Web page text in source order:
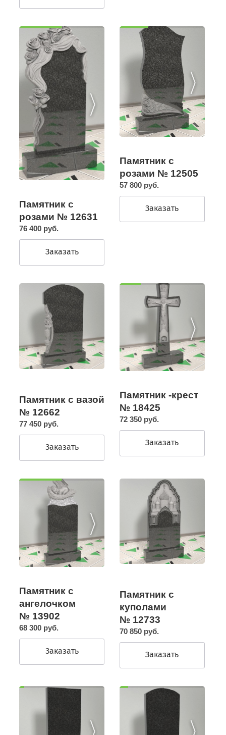
Памятник с
розами № 12631
76 400 руб.
Заказать
Памятник с
розами № 12505
57 800 руб.
Заказать
Памятник с вазой
№ 12662
77 450 руб.
Заказать
Памятник -крест
№ 18425
72 350 руб.
Заказать
Памятник с
ангелочком
№ 13902
68 300 руб.
Заказать
Памятник с
куполами
№ 12733
70 850 руб.
Заказать